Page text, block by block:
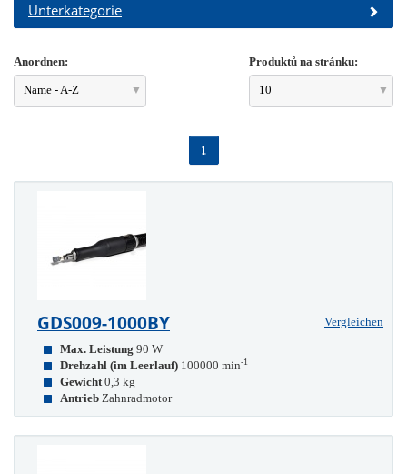
Unterkategorie
Anordnen:
Name - A-Z
Produktů na stránku:
10
1
GDS009-1000BY
Vergleichen
Max. Leistung 90 W
Drehzahl (im Leerlauf) 100000 min-1
Gewicht 0,3 kg
Antrieb Zahnradmotor